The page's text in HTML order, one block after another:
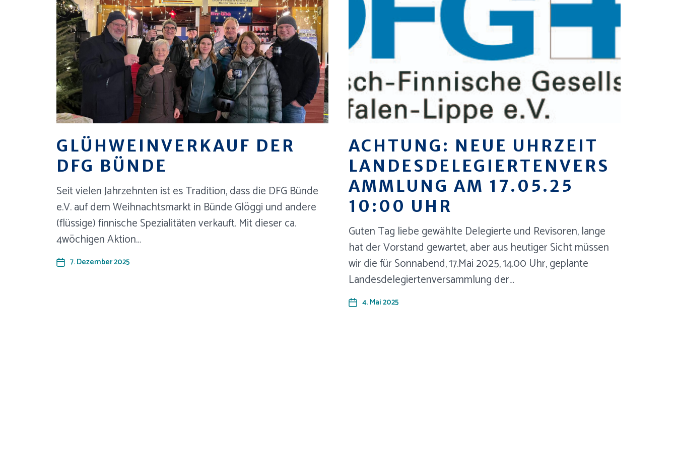
GLÜHWEINVERKAUF DER
DFG BÜNDE
Seit vielen Jahrzehnten ist es Tradition, dass die DFG Bünde
e.V. auf dem Weihnachtsmarkt in Bünde Glöggi und andere
(flüssige) finnische Spezialitäten verkauft. Mit dieser ca.
4wöchigen Aktion…
7. Dezember 2025
ACHTUNG: NEUE UHRZEIT
LANDESDELEGIERTENVERS
AMMLUNG AM 17.05.25
10:00 UHR
Guten Tag liebe gewählte Delegierte und Revisoren, lange
hat der Vorstand gewartet, aber aus heutiger Sicht müssen
wir die für Sonnabend, 17.Mai 2025, 14.00 Uhr, geplante
Landesdelegiertenversammlung der…
4. Mai 2025